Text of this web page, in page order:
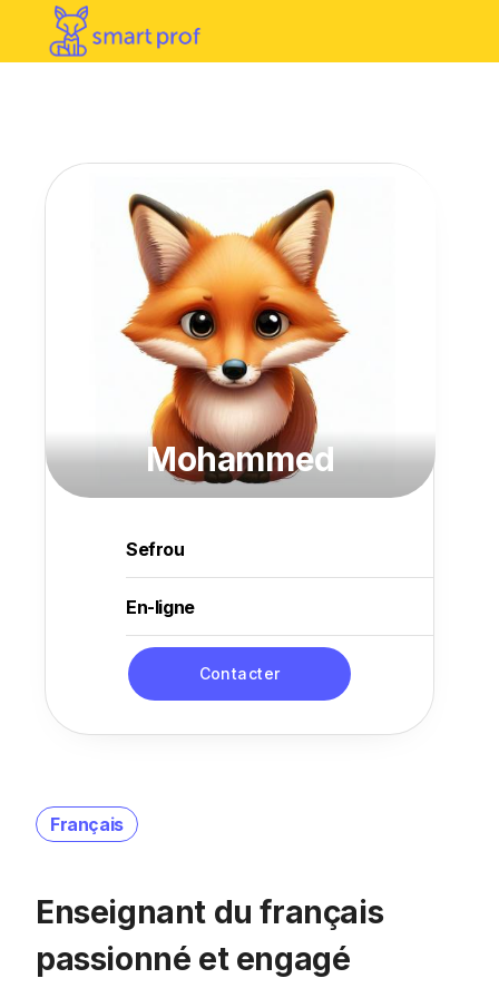
Français
Enseignant du français
passionné et engagé
Mohammed
Sefrou
En-ligne
Contacter